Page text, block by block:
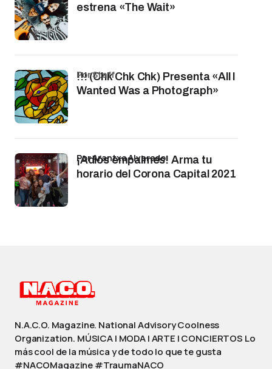
estrena «The Wait»
!!! (Chk Chk Chk) Presenta «All I
Wanted Was a Photograph»
por Staff
¡Adiós empalmes! Arma tu
horario del Corona Capital 2021
por Arantxa Alvarado
N.A.C.O. Magazine. National Advisory Coolness
Organization. MÚSICA | MODA | ARTE | CONCIERTOS Lo
más cool de la música y de todo lo que te gusta
#NACOMagazine #TraumaNACO